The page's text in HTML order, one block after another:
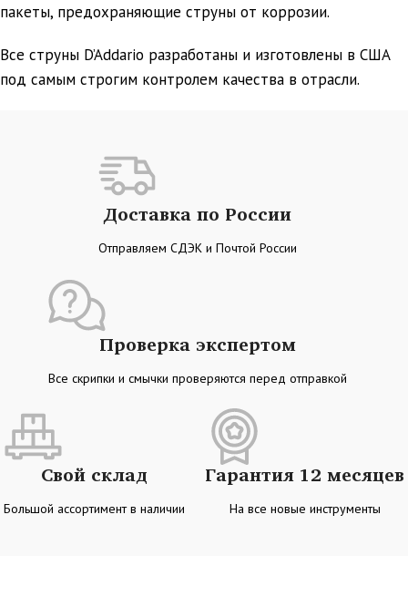
пакеты, предохраняющие струны от коррозии.
Все струны D’Addario разработаны и изготовлены в США
под самым строгим контролем качества в отрасли.
Доставка по России
Отправляем СДЭК и Почтой России
Проверка экспертом
Все скрипки и смычки проверяются перед отправкой
Свой склад
Большой ассортимент в наличии
Гарантия 12 месяцев
На все новые инструменты